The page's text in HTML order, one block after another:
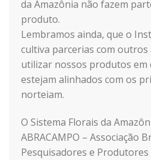
da Amazônia não fazem
produto.
Lembramos ainda, que o
cultiva parcerias com outros
utilizar nossos produtos em
estejam alinhados com os
norteiam.
O Sistema Florais da
ABRACAMPO – Associação
Pesquisadores e Produtores